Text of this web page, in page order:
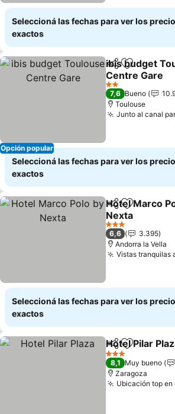
Seleccioná las fechas para ver los
exactos
Opción popular
Compartir
Añadir a
ibis budget
Centre Gare
Ver precios
2 Estrellas
7,6 Bueno
Toulouse
Junto al canal
Seleccioná las fechas para ver los
exactos
Compartir
Añadir a
Hotel Marco
Nexta
Ver precios
3 Estrellas
6,6
3.395
Andorra la Vella
Vistas tranquilas
Seleccioná las fechas para ver los
exactos
Compartir
Añadir a
Hotel Pilar
3 Estrellas
8,1 Muy bueno
Zaragoza
Ubicación top